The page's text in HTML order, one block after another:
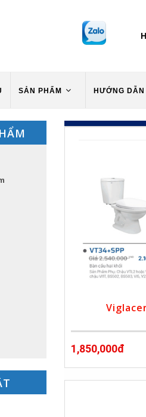
SẢN PHẨM HƯỚNG
1,850,000đ